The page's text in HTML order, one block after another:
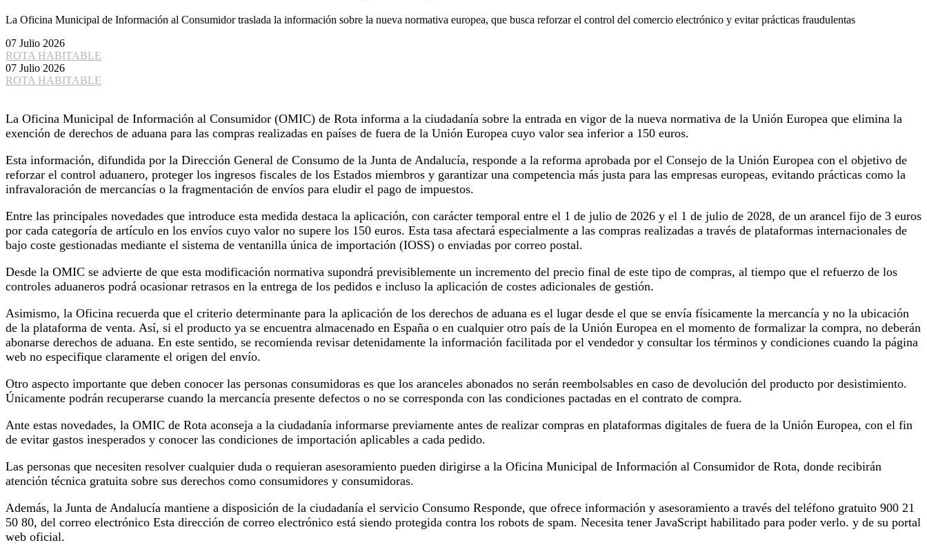
La Oficina Municipal de Información al Consumidor traslada la información sobre la nueva normativa europea, que busca reforzar el control del comercio electrónico y evitar prácticas fraudulentas
07 Julio 2026
ROTA HABITABLE
07 Julio 2026
ROTA HABITABLE
La Oficina Municipal de Información al Consumidor (OMIC) de Rota informa a la ciudadanía sobre la entrada en vigor de la nueva normativa de la Unión Europea que elimina la
exención de derechos de aduana para las compras realizadas en países de fuera de la Unión Europea cuyo valor sea inferior a 150 euros.
Esta información, difundida por la Dirección General de Consumo de la Junta de Andalucía, responde a la reforma aprobada por el Consejo de la Unión Europea con el objetivo de
reforzar el control aduanero, proteger los ingresos fiscales de los Estados miembros y garantizar una competencia más justa para las empresas europeas, evitando prácticas como la
infravaloración de mercancías o la fragmentación de envíos para eludir el pago de impuestos.
Entre las principales novedades que introduce esta medida destaca la aplicación, con carácter temporal entre el 1 de julio de 2026 y el 1 de julio de 2028, de un arancel fijo de 3 euros
por cada categoría de artículo en los envíos cuyo valor no supere los 150 euros. Esta tasa afectará especialmente a las compras realizadas a través de plataformas internacionales de
bajo coste gestionadas mediante el sistema de ventanilla única de importación (IOSS) o enviadas por correo postal.
Desde la OMIC se advierte de que esta modificación normativa supondrá previsiblemente un incremento del precio final de este tipo de compras, al tiempo que el refuerzo de los
controles aduaneros podrá ocasionar retrasos en la entrega de los pedidos e incluso la aplicación de costes adicionales de gestión.
Asimismo, la Oficina recuerda que el criterio determinante para la aplicación de los derechos de aduana es el lugar desde el que se envía físicamente la mercancía y no la ubicación
de la plataforma de venta. Así, si el producto ya se encuentra almacenado en España o en cualquier otro país de la Unión Europea en el momento de formalizar la compra, no deberán
abonarse derechos de aduana. En este sentido, se recomienda revisar detenidamente la información facilitada por el vendedor y consultar los términos y condiciones cuando la página
web no especifique claramente el origen del envío.
Otro aspecto importante que deben conocer las personas consumidoras es que los aranceles abonados no serán reembolsables en caso de devolución del producto por desistimiento.
Únicamente podrán recuperarse cuando la mercancía presente defectos o no se corresponda con las condiciones pactadas en el contrato de compra.
Ante estas novedades, la OMIC de Rota aconseja a la ciudadanía informarse previamente antes de realizar compras en plataformas digitales de fuera de la Unión Europea, con el fin
de evitar gastos inesperados y conocer las condiciones de importación aplicables a cada pedido.
Las personas que necesiten resolver cualquier duda o requieran asesoramiento pueden dirigirse a la Oficina Municipal de Información al Consumidor de Rota, donde recibirán
atención técnica gratuita sobre sus derechos como consumidores y consumidoras.
Además, la Junta de Andalucía mantiene a disposición de la ciudadanía el servicio Consumo Responde, que ofrece información y asesoramiento a través del teléfono gratuito 900 21
50 80, del correo electrónico Esta dirección de correo electrónico está siendo protegida contra los robots de spam. Necesita tener JavaScript habilitado para poder verlo. y de su portal
web oficial.